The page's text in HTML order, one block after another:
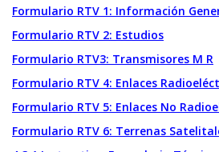
Formulario RTV 1: Información
Formulario RTV 2: Estudios
Formulario RTV3: Transmisores M R
Formulario RTV 4: Enlaces
Formulario RTV 5: Enlaces No
Formulario RTV 6: Terrenas